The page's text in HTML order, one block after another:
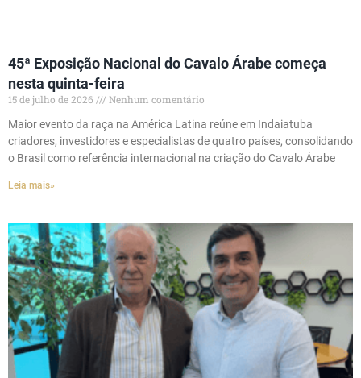
45ª Exposição Nacional do Cavalo Árabe começa
nesta quinta-feira
15 de julho de 2026
Nenhum comentário
Maior evento da raça na América Latina reúne em Indaiatuba
criadores, investidores e especialistas de quatro países, consolidando
o Brasil como referência internacional na criação do Cavalo Árabe
Leia mais»